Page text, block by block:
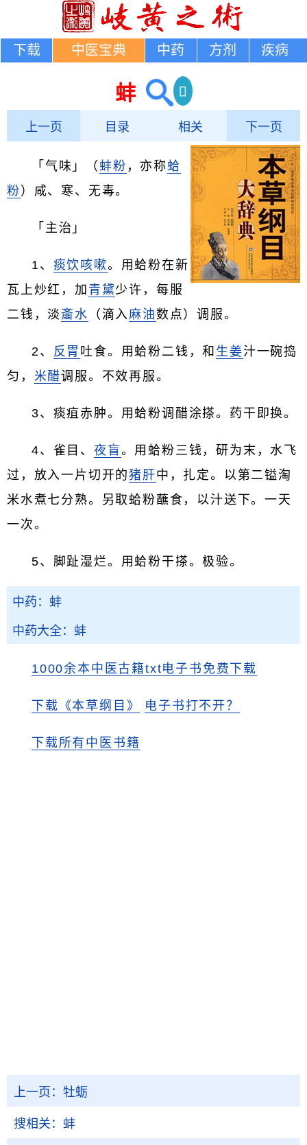
下载 中医宝典 中药 方剂 疾病
蚌
上一页 目录 相关 下一页
「气味」（ 蚌粉 ，亦称蛤
粉 ）咸、寒、无毒。
「主治」
1、 痰饮 咳嗽。用蛤粉在新
瓦上炒红，加 青黛少许，每服
二钱，淡 齑水 （滴入麻油数点）调服。
2、 反胃 吐食。用蛤粉二钱，和 生姜汁一碗捣
匀， 米醋调服。不效再服。
3、痰疽赤肿。用蛤粉调醋涂搽。药干即换。
4、雀目、 夜盲。用蛤粉三钱，研为末，水飞
过，放入一片切开的猪肝中，扎定。以第二镒淘
米水煮七分熟。另取蛤粉蘸食，以汁送下。一天
一次。
5、脚趾湿烂。用蛤粉干搽。极验。
中药：蚌
中药大全：蚌
1000余本中医古籍txt电子书免费下载
下载《本草纲目》 电子书打不开？
下载所有中医书籍
上一页： 牡蛎
搜相关： 蚌